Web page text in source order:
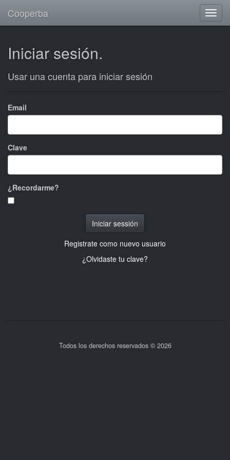
Cooperba
Iniciar sesión.
Usar una cuenta para iniciar sesión
Email
Clave
¿Recordarme?
Registrate como nuevo usuario
¿Olvidaste tu clave?
Todos los derechos reservados © 2026